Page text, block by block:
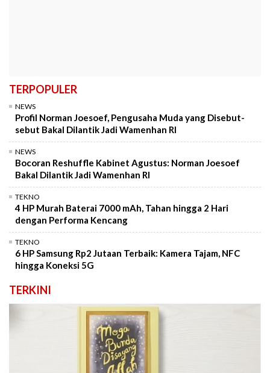
TERPOPULER
NEWS
Profil Norman Joesoef, Pengusaha Muda yang Disebut-
sebut Bakal Dilantik Jadi Wamenhan RI
NEWS
Bocoran Reshuffle Kabinet Agustus: Norman Joesoef
Bakal Dilantik Jadi Wamenhan RI
TEKNO
4 HP Murah Baterai 7000 mAh, Tahan hingga 2 Hari
dengan Performa Kencang
TEKNO
6 HP Samsung Rp2 Jutaan Terbaik: Kamera Tajam, NFC
hingga Koneksi 5G
TERKINI